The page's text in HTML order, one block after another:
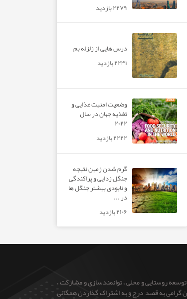
۲۲۷۹ بازدید
درس هایی از زلزله بم
۲۲۳۱ بازدید
وضعیت امنیت غذایی و
تغذیه جهان در سال
۲۰۲۲
۲۲۲۲ بازدید
گرم شدن زمین نتیجه
جنگل زدایی و پراکندگی
و نابودی بیشتر جنگل ها
در ...
۲۱۰۶ بازدید
روستایی و محلی ، توانمندسازی و مشارکت ،
گرامی به قصد درج و به اشتراک گذاردن همگانی